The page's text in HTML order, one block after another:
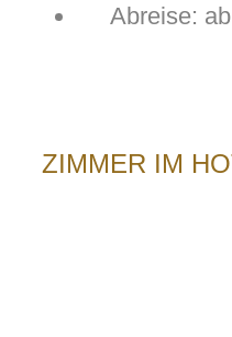
Abreise:
ZIMMER IM